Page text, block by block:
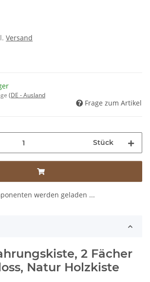
Versand
(DE - Ausland
Frage zum Artikel
Stück
werden geladen ...
2 Fächer
Natur Holzkiste